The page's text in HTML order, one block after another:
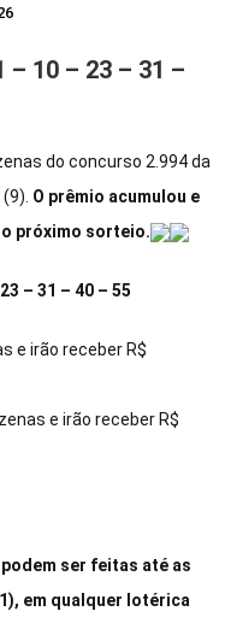
10 – 23 – 31 –
do concurso 2.994 da
O prêmio acumulou e
o próximo sorteio.
– 31 – 40 – 55
e irão receber R$
e irão receber R$
ser feitas até as
em qualquer lotérica